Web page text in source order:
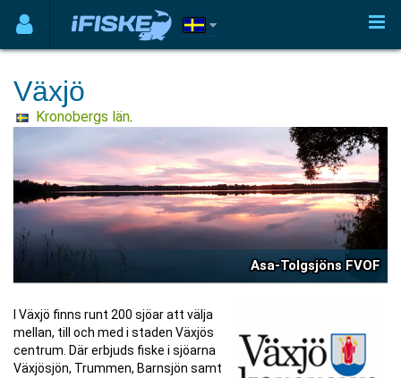
Växjö
Kronobergs län.
Asa-Tolgsjöns FVOF
I Växjö finns runt 200 sjöar att välja
mellan, till och med i staden Växjös
centrum. Där erbjuds fiske i sjöarna
Växjösjön, Trummen, Barnsjön samt